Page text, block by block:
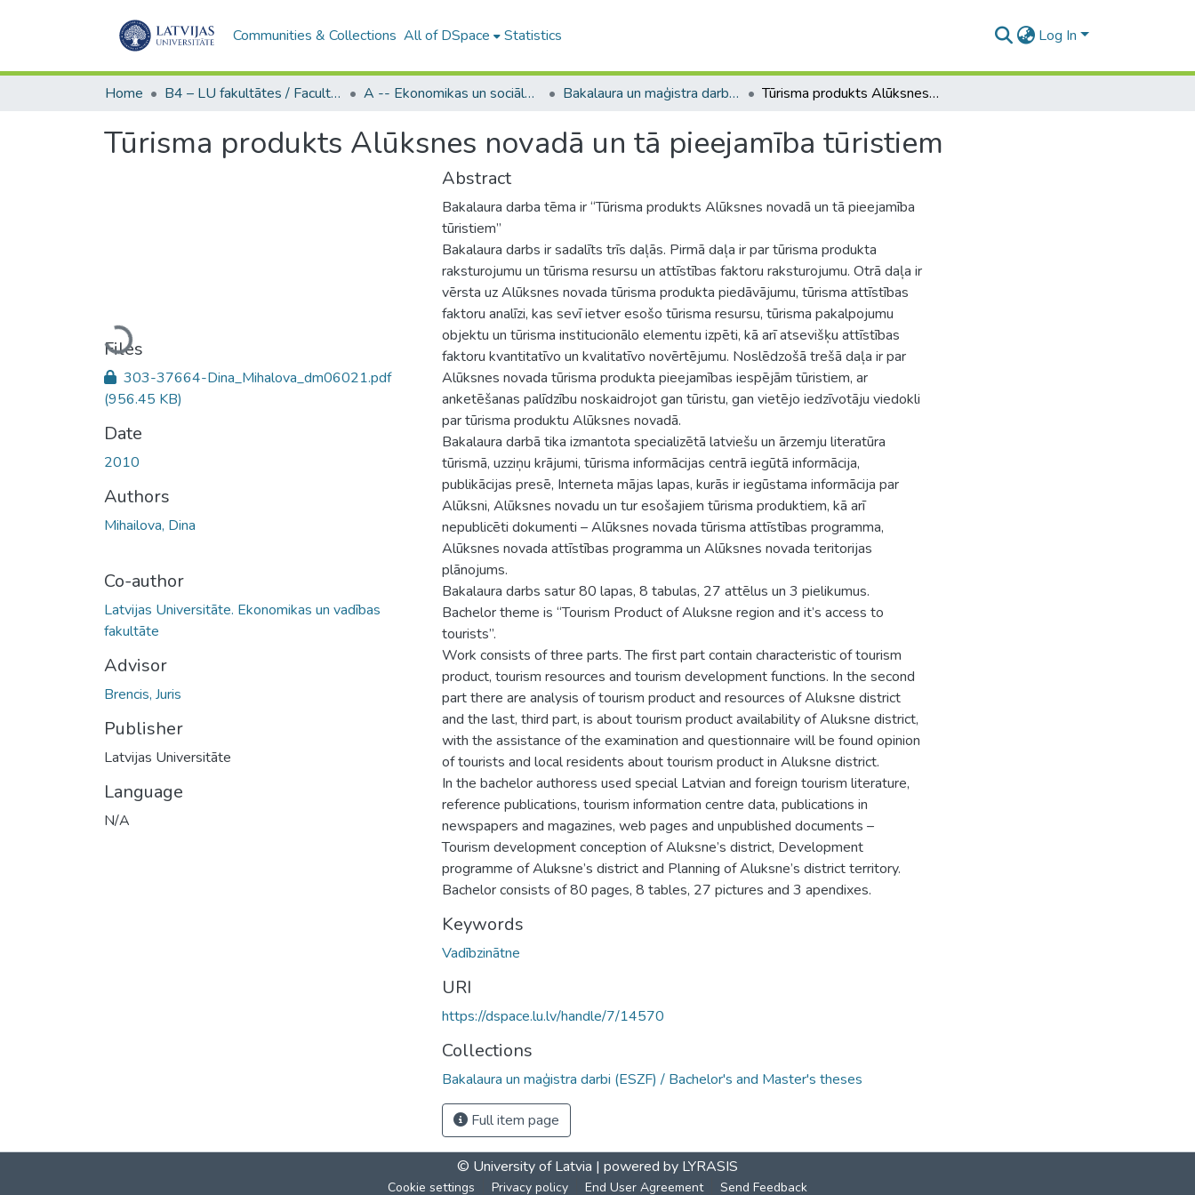
Communities & Collections All of DSpace Statistics Log In
Home B4 – LU fakultātes / Faculties of the UL A -- Ekonomikas un sociālo zinātņu fakultāte / Faculty of Economics and Social Sciences Bakalaura un maģistra darbi (ESZF) / Bachelor's and Master's theses Tūrisma produkts Alūksnes novadā un tā pieejamība tūristiem
Tūrisma produkts Alūksnes novadā un tā pieejamība tūristiem
Loading...
Files
303-37664-Dina_Mihalova_dm06021.pdf
(956.45 KB)
Date
2010
Authors
Mihailova, Dina
Co-author
Latvijas Universitāte. Ekonomikas un vadības
fakultāte
Advisor
Brencis, Juris
Publisher
Latvijas Universitāte
Language
N/A
Abstract
Bakalaura darba tēma ir “Tūrisma produkts Alūksnes novadā un tā pieejamība
tūristiem”
Bakalaura darbs ir sadalīts trīs daļās. Pirmā daļa ir par tūrisma produkta
raksturojumu un tūrisma resursu un attīstības faktoru raksturojumu. Otrā daļa ir
vērsta uz Alūksnes novada tūrisma produkta piedāvājumu, tūrisma attīstības
faktoru analīzi, kas sevī ietver esošo tūrisma resursu, tūrisma pakalpojumu
objektu un tūrisma institucionālo elementu izpēti, kā arī atsevišķu attīstības
faktoru kvantitatīvo un kvalitatīvo novērtējumu. Noslēdzošā trešā daļa ir par
Alūksnes novada tūrisma produkta pieejamības iespējām tūristiem, ar
anketēšanas palīdzību noskaidrojot gan tūristu, gan vietējo iedzīvotāju viedokli
par tūrisma produktu Alūksnes novadā.
Bakalaura darbā tika izmantota specializētā latviešu un ārzemju literatūra
tūrismā, uzziņu krājumi, tūrisma informācijas centrā iegūtā informācija,
publikācijas presē, Interneta mājas lapas, kurās ir iegūstama informācija par
Alūksni, Alūksnes novadu un tur esošajiem tūrisma produktiem, kā arī
nepublicēti dokumenti – Alūksnes novada tūrisma attīstības programma,
Alūksnes novada attīstības programma un Alūksnes novada teritorijas
plānojums.
Bakalaura darbs satur 80 lapas, 8 tabulas, 27 attēlus un 3 pielikumus.
Bachelor theme is “Tourism Product of Aluksne region and it’s access to
tourists”.
Work consists of three parts. The first part contain characteristic of tourism
product, tourism resources and tourism development functions. In the second
part there are analysis of tourism product and resources of Aluksne district
and the last, third part, is about tourism product availability of Aluksne district,
with the assistance of the examination and questionnaire will be found opinion
of tourists and local residents about tourism product in Aluksne district.
In the bachelor authoress used special Latvian and foreign tourism literature,
reference publications, tourism information centre data, publications in
newspapers and magazines, web pages and unpublished documents –
Tourism development conception of Aluksne’s district, Development
programme of Aluksne’s district and Planning of Aluksne’s district territory.
Bachelor consists of 80 pages, 8 tables, 27 pictures and 3 apendixes.
Keywords
Vadībzinātne
URI
https://dspace.lu.lv/handle/7/14570
Collections
Bakalaura un maģistra darbi (ESZF) / Bachelor's and Master's theses
Full item page
© University of Latvia | powered by LYRASIS
Cookie settings Privacy policy End User Agreement Send Feedback